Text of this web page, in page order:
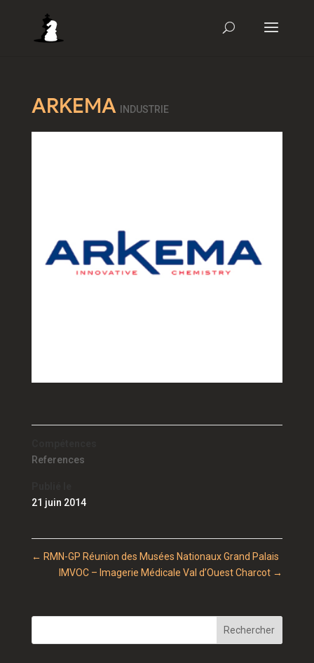
ARKEMA INDUSTRIE
References
21 juin 2014
← RMN-GP Réunion des Musées Nationaux Grand Palais
IMVOC – Imagerie Médicale Val d’Ouest Charcot →